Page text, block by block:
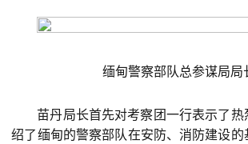
缅甸警察部队总参谋局局
苗丹局长首先对考察团一行表示了
绍了缅甸的警察部队在安防、消防建设的